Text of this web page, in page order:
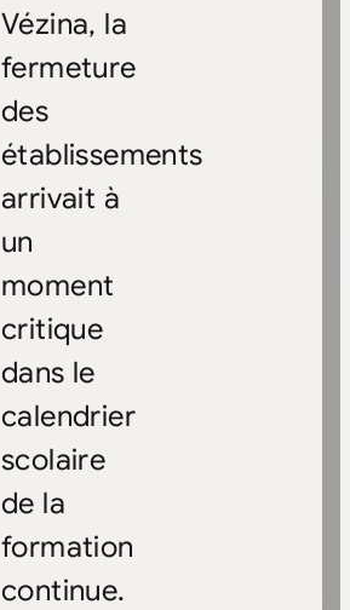
Vézina, la
fermeture
des
établissements
arrivait à
un
moment
critique
dans le
calendrier
scolaire
de la
formation
continue.